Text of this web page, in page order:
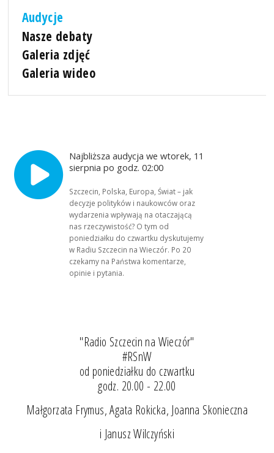
Audycje
Nasze debaty
Galeria zdjęć
Galeria wideo
Najbliższa audycja we wtorek, 11
sierpnia po godz. 02:00
Szczecin, Polska, Europa, Świat – jak
decyzje polityków i naukowców oraz
wydarzenia wpływają na otaczającą
nas rzeczywistość? O tym od
poniedziałku do czwartku dyskutujemy
w Radiu Szczecin na Wieczór. Po 20
czekamy na Państwa komentarze,
opinie i pytania.
"Radio Szczecin na Wieczór"
#RSnW
od poniedziałku do czwartku
godz. 20.00 - 22.00
Małgorzata Frymus, Agata Rokicka, Joanna Skonieczna
i Janusz Wilczyński